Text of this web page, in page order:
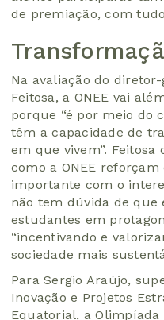
de premiação, com
Na avaliação do
Feitosa, a ONEE vai
porque “é por meio do
têm a capacidade de
em que vivem”.
como a ONEE
importante com o
não tem dúvida de que
estudantes em
“incentivando e
sociedade mais
Para Sergio Araújo,
Inovação e Projetos
Equatorial, a